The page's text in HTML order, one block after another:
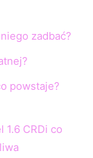
zadbać?
powstaje?
1.6 CRDi co